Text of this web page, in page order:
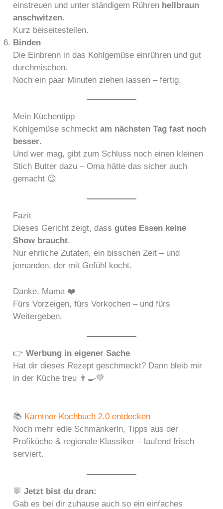
einstreuen und unter ständigem Rühren hellbraun
anschwitzen.
Kurz beiseitestellen.
Binden
Die Einbrenn in das Kohlgemüse einrühren und gut
durchmischen.
Noch ein paar Minuten ziehen lassen – fertig.
Mein Küchentipp
Kohlgemüse schmecktam nächsten Tag fast noch
besser.
Und wer mag, gibt zum Schluss noch einen kleinen
Stich Butter dazu – Oma hätte das sicher auch
gemacht 😉
Fazit
Dieses Gericht zeigt, dassgutes Essen keine
Show braucht.
Nur ehrliche Zutaten, ein bisschen Zeit – und
jemanden, der mit Gefühl kocht.
Danke, Mama ❤️
Fürs Vorzeigen, fürs Vorkochen – und fürs
Weitergeben.
👉Werbung in eigener Sache
Hat dir dieses Rezept geschmeckt? Dann bleib mir
in der Küche treu 👨‍🍳💚
📚 Kärntner Kochbuch 2.0 entdecken
Noch mehr edle Schmankerln, Tipps aus der
Profiküche & regionale Klassiker – laufend frisch
serviert.
💬Jetzt bist du dran:
Gab es bei dir zuhause auch so ein einfaches